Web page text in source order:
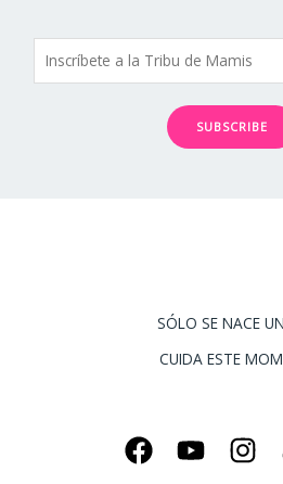
SUBSCRIBE
SÓLO SE NACE
CUIDA ESTE